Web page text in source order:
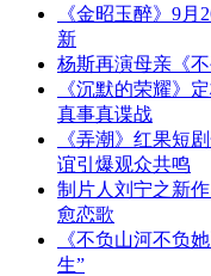
《金昭玉醉》9
新
杨斯再演母亲《
《沉默的荣耀》
真事真谍战
《弄潮》红果短
谊引爆观众共鸣
制片人刘宁之新
愈恋歌
《不负山河不负
生”